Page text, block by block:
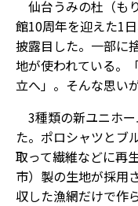
仙台うみの杜（も
館10周年を迎えた1
披露目した。一部に
地が使われている。
立へ」。そんな思い
3種類の新ユニホ
た。ポロシャツとブ
取って繊維などに再
市）製の生地が採用
収した漁網だけで作